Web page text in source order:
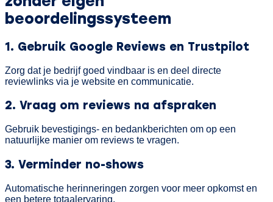
beoordelingssysteem
1. Gebruik Google Reviews en Trustpilot
Zorg dat je bedrijf goed vindbaar is en deel directe
reviewlinks via je website en communicatie.
2. Vraag om reviews na afspraken
Gebruik bevestigings- en bedankberichten om op een
natuurlijke manier om reviews te vragen.
3. Verminder no-shows
Automatische herinneringen zorgen voor meer opkomst en
een betere totaalervaring.